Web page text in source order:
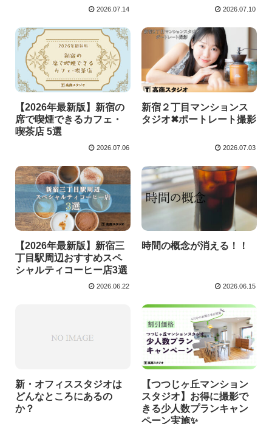
2026.07.14 2026.07.10
【2026年最新版】新宿の
席で喫煙できるカフェ・
喫茶店 5選
2026.07.06
新宿２丁目マンションス
タジオ✖ポートレート撮影
2026.07.03
【2026年最新版】新宿三
丁目駅周辺おすすめスペ
シャルティコーヒー店3選
2026.06.22
時間の概念が消える！！
2026.06.15
新・オフィススタジオは
どんなところにあるの
か？
【つつじヶ丘マンション
スタジオ】お得に撮影で
きる少人数プランキャン
ペーン実施✨